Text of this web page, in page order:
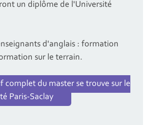
un diplôme de l'Université
d'anglais : formation
sur le terrain.
complet du master se trouve sur le
Paris-Saclay